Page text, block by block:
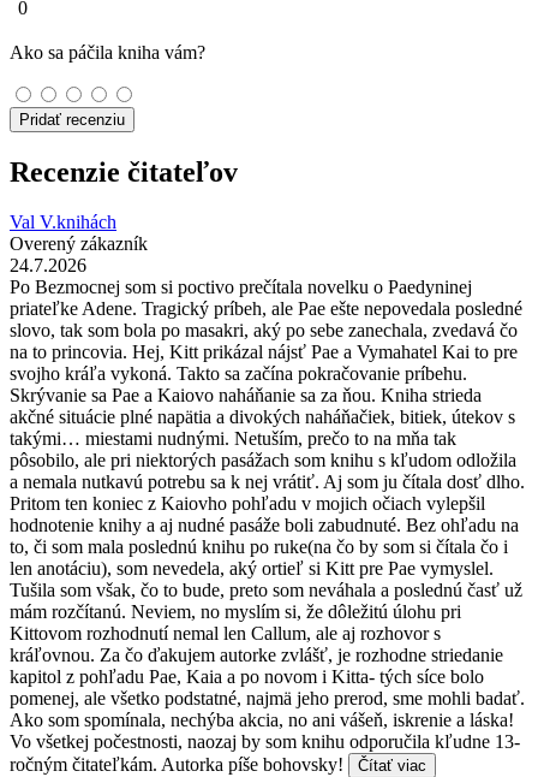
0
Ako sa páčila kniha vám?
Pridať recenziu
Recenzie čitateľov
Val V.knihách
Overený zákazník
24.7.2026
Po Bezmocnej som si poctivo prečítala novelku o Paedyninej
priateľke Adene. Tragický príbeh, ale Pae ešte nepovedala posledné
slovo, tak som bola po masakri, aký po sebe zanechala, zvedavá čo
na to princovia. Hej, Kitt prikázal nájsť Pae a Vymahatel Kai to pre
svojho kráľa vykoná. Takto sa začína pokračovanie príbehu.
Skrývanie sa Pae a Kaiovo naháňanie sa za ňou. Kniha strieda
akčné situácie plné napätia a divokých naháňačiek, bitiek, útekov s
takými… miestami nudnými. Netuším, prečo to na mňa tak
pôsobilo, ale pri niektorých pasážach som knihu s kľudom odložila
a nemala nutkavú potrebu sa k nej vrátiť. Aj som ju čítala dosť dlho.
Pritom ten koniec z Kaiovho pohľadu v mojich očiach vylepšil
hodnotenie knihy a aj nudné pasáže boli zabudnuté. Bez ohľadu na
to, či som mala poslednú knihu po ruke(na čo by som si čítala čo i
len anotáciu), som nevedela, aký ortieľ si Kitt pre Pae vymyslel.
Tušila som však, čo to bude, preto som neváhala a poslednú časť už
mám rozčítanú. Neviem, no myslím si, že dôležitú úlohu pri
Kittovom rozhodnutí nemal len Callum, ale aj rozhovor s
kráľovnou. Za čo ďakujem autorke zvlášť, je rozhodne striedanie
kapitol z pohľadu Pae, Kaia a po novom i Kitta- tých síce bolo
pomenej, ale všetko podstatné, najmä jeho prerod, sme mohli badať.
Ako som spomínala, nechýba akcia, no ani vášeň, iskrenie a láska!
Vo všetkej počestnosti, naozaj by som knihu odporučila kľudne 13-
ročným čitateľkám. Autorka píše bohovsky!
Čítať viac